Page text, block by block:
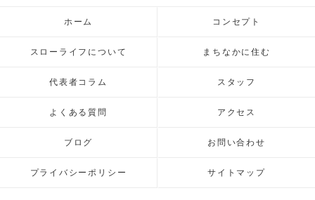
ホーム コンセプト
スローライフについて まちなかに住む
代表者コラム スタッフ
よくある質問 アクセス
ブログ お問い合わせ
プライバシーポリシー サイトマップ